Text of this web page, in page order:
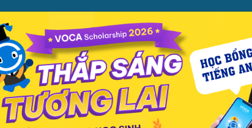
PREMIUM
PHƯƠNG PHÁP
HỌC